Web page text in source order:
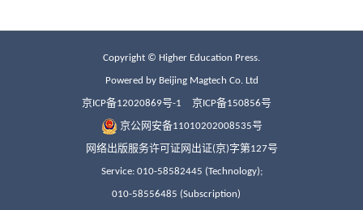
Copyright © Higher Education Press.
Powered by Beijing Magtech Co. Ltd
京ICP备12020869号-1 京ICP备150856号
京公网安备11010202008535号
网络出版服务许可证网出证(京)字第127号
Service: 010-58582445 (Technology);
010-58556485 (Subscription)